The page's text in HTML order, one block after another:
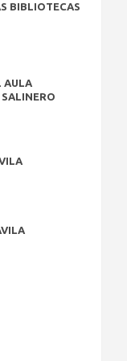
BIBLIOTECAS
AULA